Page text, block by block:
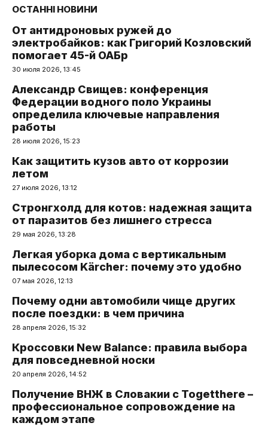
ОСТАННІ НОВИНИ
От антидроновых ружей до
электробайков: как Григорий Козловский
помогает 45-й ОАБр
30 июля 2026, 13:45
Александр Свищев: конференция
Федерации водного поло Украины
определила ключевые направления
работы
28 июля 2026, 15:23
Как защитить кузов авто от коррозии
летом
27 июля 2026, 13:12
Стронгхолд для котов: надежная защита
от паразитов без лишнего стресса
29 мая 2026, 13:28
Легкая уборка дома с вертикальным
пылесосом Kärcher: почему это удобно
07 мая 2026, 12:13
Почему одни автомобили чище других
после поездки: в чем причина
28 апреля 2026, 15:32
Кроссовки New Balance: правила выбора
для повседневной носки
20 апреля 2026, 14:52
Получение ВНЖ в Словакии с Togetthere –
профессиональное сопровождение на
каждом этапе